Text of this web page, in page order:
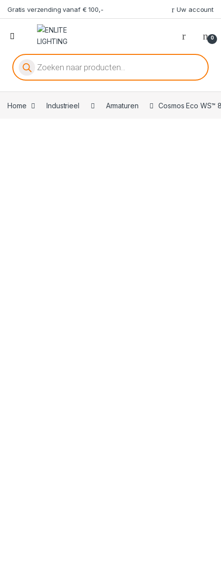
Gratis verzending vanaf € 100,- Uw account
0
Producten zoeken
Home Industrieel Armaturen Cosmos Eco WS™